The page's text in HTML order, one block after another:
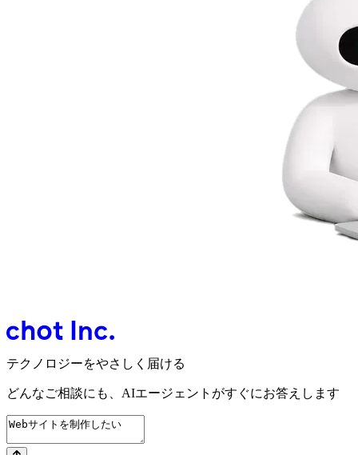
テクノロジーをやさしく届ける
どんなご相談にも、 AIエージェントがすぐにお答えします